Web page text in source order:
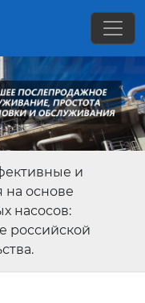
и
основе
насосов:
российской